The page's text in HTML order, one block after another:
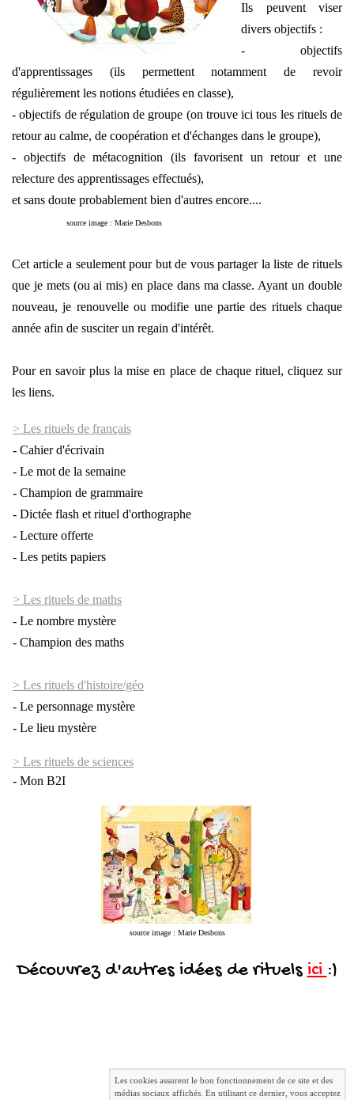
Ils peuvent viser
divers objectifs :
- objectifs
d'apprentissages (ils permettent notamment de revoir
régulièrement les notions étudiées en classe),
- objectifs de régulation de groupe (on trouve ici tous les rituels de
retour au calme, de coopération et d'échanges dans le groupe),
- objectifs de métacognition (ils favorisent un retour et une
relecture des apprentissages effectués),
et sans doute probablement bien d'autres encore....
source image : Marie Desbons
Cet article a seulement pour but de vous partager la liste de rituels
que je mets (ou ai mis) en place dans ma classe. Ayant un double
nouveau, je renouvelle ou modifie une partie des rituels chaque
année afin de susciter un regain d'intérêt.
Pour en savoir plus la mise en place de chaque rituel, cliquez sur
les liens.
> Les rituels de français
- Cahier d'écrivain
- Le mot de la semaine
- Champion de grammaire
- Dictée flash et rituel d'orthographe
- Lecture offerte
- Les petits papiers
> Les rituels de maths
- Le nombre mystère
- Champion des maths
> Les rituels d'histoire/géo
- Le personnage mystère
- Le lieu mystère
> Les rituels de sciences
- Mon B2I
source image : Marie Desbons
Découvrez d'autres idées de rituelsici:)
Les cookies assurent le bon fonctionnement de ce site et des
médias sociaux affichés. En utilisant ce dernier, vous acceptez